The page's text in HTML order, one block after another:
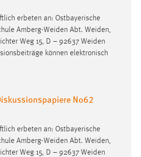
erbeten an: Ostbayerische
Amberg-Weiden Abt. Weiden,
Weg 15, D – 92637 Weiden
können elektronisch
No62
erbeten an: Ostbayerische
Amberg-Weiden Abt. Weiden,
Weg 15, D – 92637 Weiden